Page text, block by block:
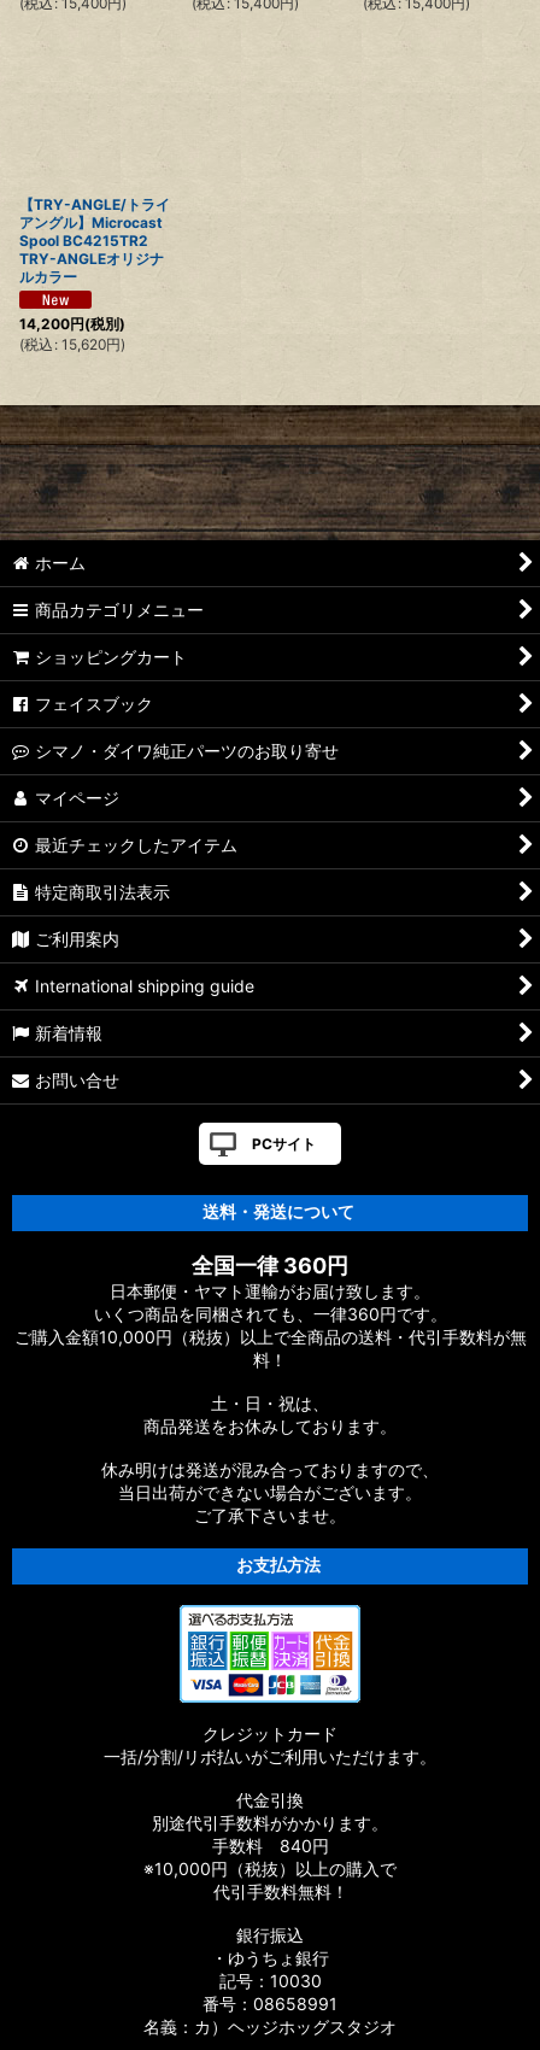
【TRY-ANGLE/トライ
アングル】Microcast
Spool BC4215TR2
TRY-ANGLEオリジナ
ルカラー
14,200円(税別)
(税込 : 15,620円)
ホーム
商品カテゴリメニュー
ショッピングカート
フェイスブック
シマノ・ダイワ純正パーツのお取り寄せ
マイページ
最近チェックしたアイテム
特定商取引法表示
ご利用案内
International shipping guide
新着情報
お問い合せ
PCサイト
送料・発送について
全国一律 360円
日本郵便・ヤマト運輸がお届け致します。
いくつ商品を同梱されても、一律360円です。
ご購入金額10,000円（税抜）以上で全商品の送料・代引手数料が無
料！
土・日・祝は、
商品発送をお休みしております。
休み明けは発送が混み合っておりますので、
当日出荷ができない場合がございます。
ご了承下さいませ。
お支払方法
クレジットカード
一括/分割/リボ払いがご利用いただけます。
代金引換
別途代引手数料がかかります。
手数料 840円
※10,000円（税抜）以上の購入で
代引手数料無料！
銀行振込
・ゆうちょ銀行
記号：10030
番号：08658991
名義：カ）ヘッジホッグスタジオ